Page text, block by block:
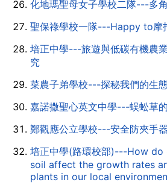
化地瑪聖母女子學校二隊---多
聖保祿學校一隊---Happy to摩
培正中學---旅遊與低碳有機農
究
菜農子弟學校---探秘我們的生
嘉諾撒聖心英文中學---蜈蚣草
鄭觀應公立學校---安全防夾手器
培正中學(路環校部)---How
soil affect the growth rates
plants in our local